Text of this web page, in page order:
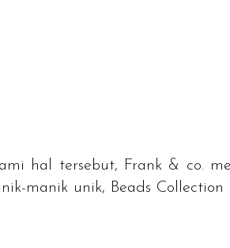
hal tersebut, Frank & co.
manik unik, Beads